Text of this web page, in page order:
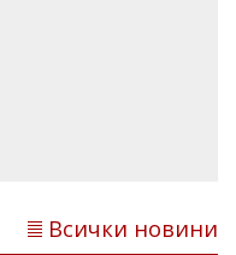
Всички новини